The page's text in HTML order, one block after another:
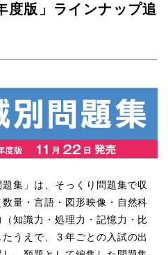
版」ラインナップ追
集」は、そっくり問題集で収
量・言語・図形映像・自然科
知識力・処理力・記憶力・比
うえで、３年ごとの入試の出